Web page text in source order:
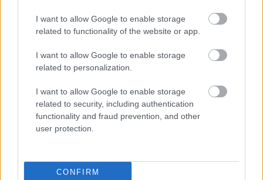
I want to allow Google to enable storage
related to functionality of the website or app.
I want to allow Google to enable storage
related to personalization.
I want to allow Google to enable storage
related to security, including authentication
functionality and fraud prevention, and other
user protection.
CONFIRM
16 éve
@hokikori: csak legyen jövőre is juniorbajnokság...
16 éve
A Sport Club is vasarnap bajnok lehet es az is lessz:)
Sziszó Csíxeredából
16 éve